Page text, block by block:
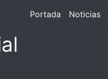
Portada Noticias